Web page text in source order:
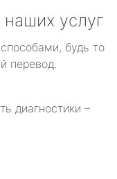
наших услуг
будь то
перевод.
диагностики –